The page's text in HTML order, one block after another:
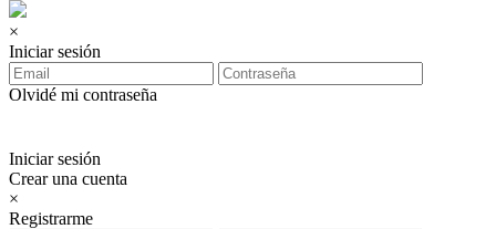
×
Iniciar sesión
Olvidé mi contraseña
Iniciar sesión
Crear una cuenta
×
Registrarme